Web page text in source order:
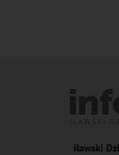
Iławski